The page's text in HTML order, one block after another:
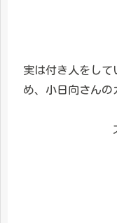
実は付き人をして
め、小日向さんの